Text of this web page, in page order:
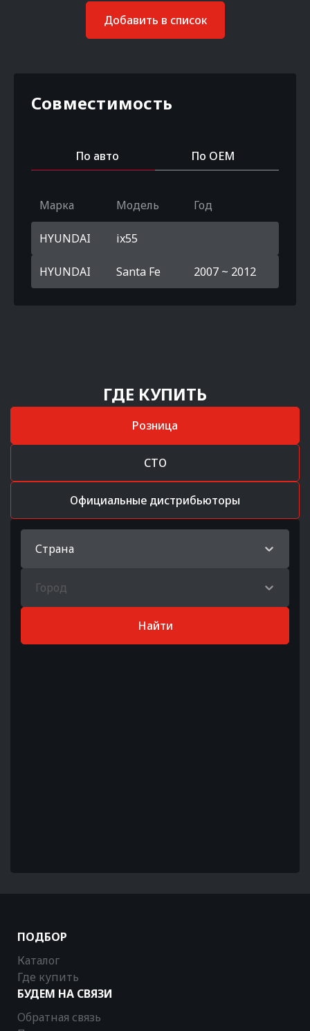
Добавить в список
Совместимость
По авто По OEM
Марка Модель Год
HYUNDAI ix55
HYUNDAI Santa Fe 2007 ~ 2012
ГДЕ КУПИТЬ
Розница
СТО
Официальные дистрибьюторы
Страна
Город
Найти
ПОДБОР
Каталог
Где купить
БУДЕМ НА СВЯЗИ
Обратная связь